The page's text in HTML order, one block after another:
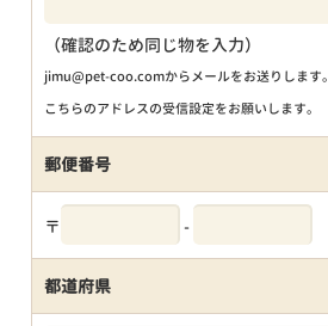
（確認のため同じ物を入力）
jimu@pet-coo.comからメールをお送りします。
こちらのアドレスの受信設定をお願いします。
郵便番号
〒 -
都道府県